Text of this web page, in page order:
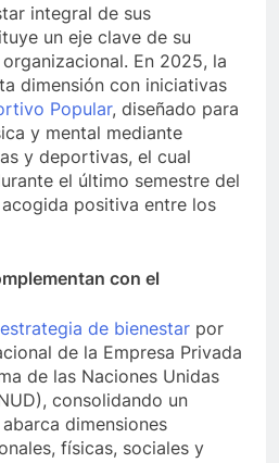
integral de sus
un eje clave de su
En 2025, la
dimensión con iniciativas
Popular, diseñado para
y mental mediante
y deportivas, el cual
el último semestre del
positiva entre los
con el
de bienestar por
de la Empresa Privada
de las Naciones Unidas
consolidando un
dimensiones
físicas, sociales y